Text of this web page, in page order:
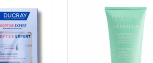
idéale pour
le confort au